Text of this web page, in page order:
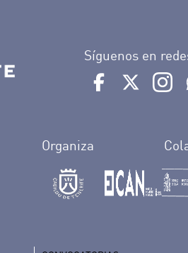
Síguenos en
Ir a perfil de
Ir a
Organiza